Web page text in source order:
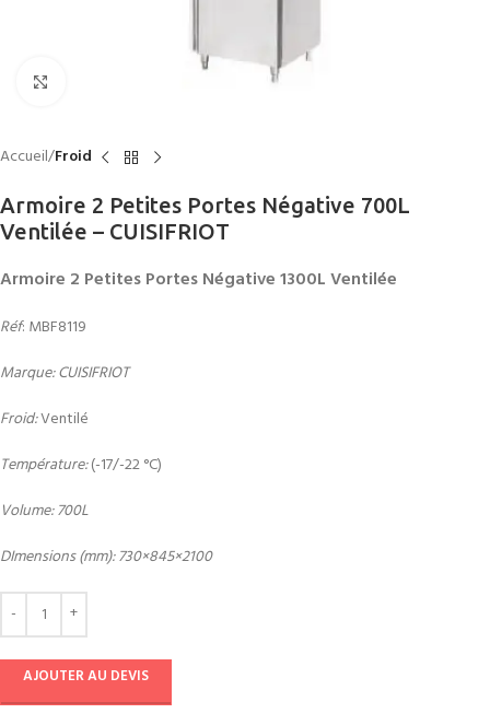
Accueil Froid
Armoire 2 Petites Portes Négative 700L
Ventilée – CUISIFRIOT
Armoire 2 Petites Portes Négative 1300L Ventilée
Réf: MBF8119
Marque: CUISIFRIOT
Froid:Ventilé
Température:(-17/-22 °C)
Volume: 700L
DImensions (mm): 730×845×2100
AJOUTER AU DEVIS